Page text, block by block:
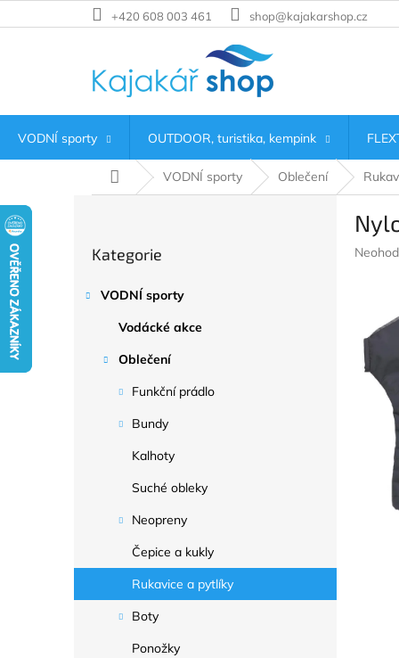
na
+420 608 003 461 shop@kajakarshop.cz
VODNÍ sporty OUTDOOR, turistika, kempink
Domů VODNÍ sporty Oblečení
kategorie
Kategorie
VODNÍ sporty
Vodácké akce
Oblečení
Funkční prádlo
Bundy
Kalhoty
Suché obleky
Neopreny
Čepice a kukly
Rukavice a pytlíky
Boty
Ponožky